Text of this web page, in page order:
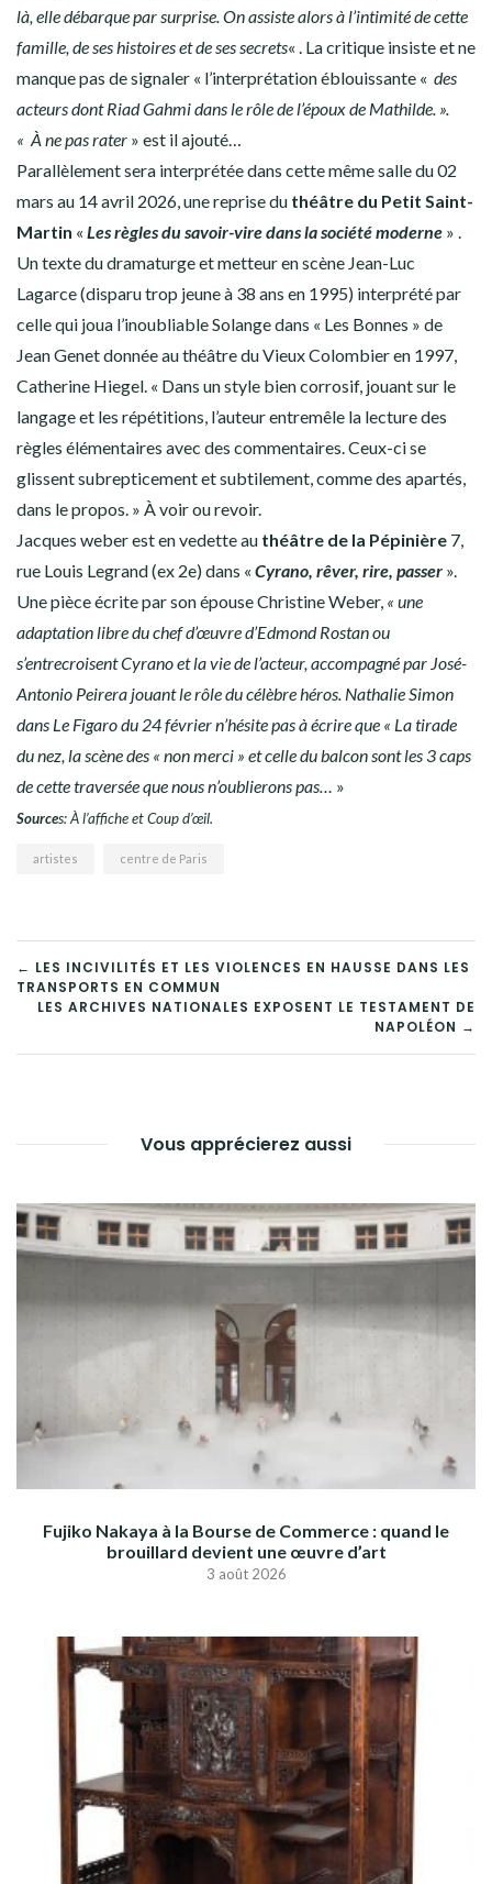
là, elle débarque par surprise. On assiste alors à l’intimité de cette
famille, de ses histoires et de ses secrets« . La critique insiste et ne
manque pas de signaler « l’interprétation éblouissante « des
acteurs dont Riad Gahmi dans le rôle de l’époux de Mathilde. ».
« À ne pas rater » est il ajouté…
Parallèlement sera interprétée dans cette même salle du 02
mars au 14 avril 2026, une reprise du théâtre du Petit Saint-
Martin « Les règles du savoir-vire dans la société moderne » .
Un texte du dramaturge et metteur en scène Jean-Luc
Lagarce (disparu trop jeune à 38 ans en 1995) interprété par
celle qui joua l’inoubliable Solange dans « Les Bonnes » de
Jean Genet donnée au théâtre du Vieux Colombier en 1997,
Catherine Hiegel. « Dans un style bien corrosif, jouant sur le
langage et les répétitions, l’auteur entremêle la lecture des
règles élémentaires avec des commentaires. Ceux-ci se
glissent subrepticement et subtilement, comme des apartés,
dans le propos. » À voir ou revoir.
Jacques weber est en vedette au théâtre de la Pépinière 7,
rue Louis Legrand (ex 2e) dans « Cyrano, rêver, rire, passer ».
Une pièce écrite par son épouse Christine Weber, « une
adaptation libre du chef d’œuvre d’Edmond Rostan ou
s’entrecroisent Cyrano et la vie de l’acteur, accompagné par José-
Antonio Peirera jouant le rôle du célèbre héros. Nathalie Simon
dans Le Figaro du 24 février n’hésite pas à écrire que « La tirade
du nez, la scène des « non merci » et celle du balcon sont les 3 caps
de cette traversée que nous n’oublierons pas…
»
Sources: À l’affiche et Coup d’œil.
artistes centre de Paris
NAVIGATION
DE
L’ARTICLE
← LES INCIVILITÉS ET LES VIOLENCES EN HAUSSE DANS LES
TRANSPORTS EN COMMUN
LES ARCHIVES NATIONALES EXPOSENT LE TESTAMENT DE
NAPOLÉON →
Vous apprécierez aussi
Fujiko Nakaya à la Bourse de Commerce : quand le
brouillard devient une œuvre d’art
3 août 2026